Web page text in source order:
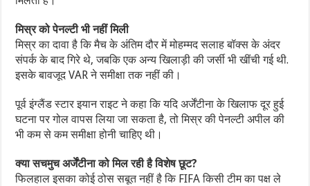
मिस्र को पेनल्टी भी नहीं मिली
मिस्र का दावा है कि मैच के अंतिम दौर में मोहम्मद सलाह बॉक्स के अंदर
संपर्क के बाद गिरे थे, जबकि एक अन्य खिलाड़ी की जर्सी भी खींची गई थी.
इसके बावजूद VAR ने समीक्षा तक नहीं की।
पूर्व इंग्लैंड स्टार इयान राइट ने कहा कि यदि अर्जेंटीना के खिलाफ दूर हुई
घटना पर गोल वापस लिया जा सकता है, तो मिस्र की पेनल्टी अपील की
भी कम से कम समीक्षा होनी चाहिए थी।
क्या सचमुच अर्जेंटीना को मिल रही है विशेष छूट?
फिलहाल इसका कोई ठोस सबूत नहीं है कि FIFA किसी टीम का पक्ष ले